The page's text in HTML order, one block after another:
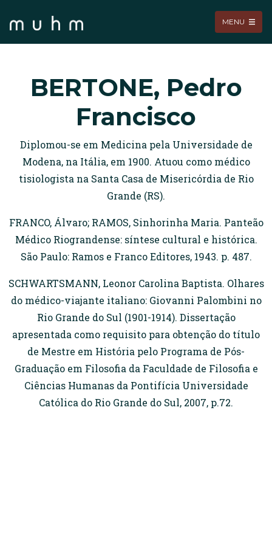
MENU
BERTONE, Pedro
Francisco
Diplomou-se em Medicina pela Universidade de
Modena, na Itália, em 1900. Atuou como médico
tisiologista na Santa Casa de Misericórdia de Rio
Grande (RS).
FRANCO, Álvaro; RAMOS, Sinhorinha Maria. Panteão
Médico Riograndense: síntese cultural e histórica.
São Paulo: Ramos e Franco Editores, 1943. p. 487.
SCHWARTSMANN, Leonor Carolina Baptista. Olhares
do médico-viajante italiano: Giovanni Palombini no
Rio Grande do Sul (1901-1914). Dissertação
apresentada como requisito para obtenção do título
de Mestre em História pelo Programa de Pós-
Graduação em Filosofia da Faculdade de Filosofia e
Ciências Humanas da Pontifícia Universidade
Católica do Rio Grande do Sul, 2007, p.72.